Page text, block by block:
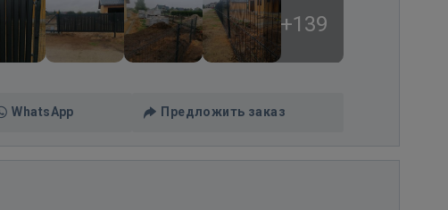
+139
WhatsApp Предложить заказ